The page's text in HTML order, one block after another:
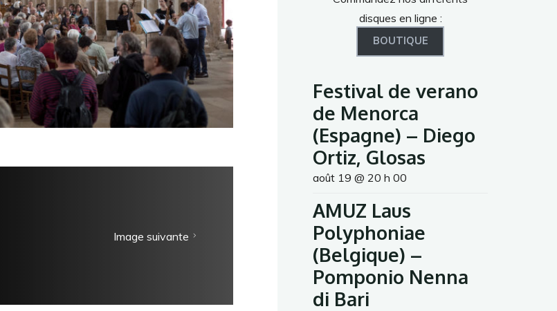
Image suivante
disques en ligne :
BOUTIQUE
Festival de verano
de Menorca
(Espagne) – Diego
Ortiz, Glosas
août 19 @ 20 h 00
AMUZ Laus
Polyphoniae
(Belgique) –
Pomponio Nenna
di Bari